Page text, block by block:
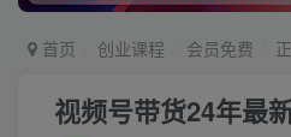
首页 创业课程 会员免费
视频号带货24年最